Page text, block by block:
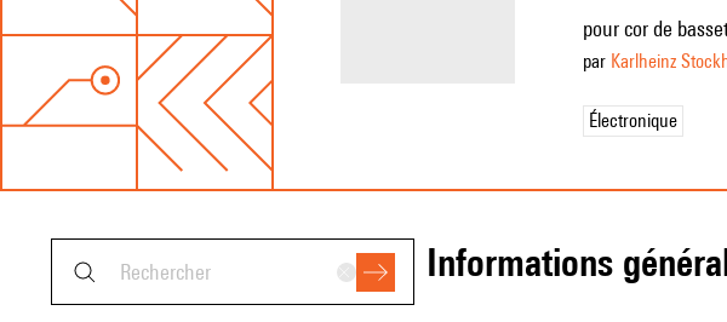
pour cor de
par Karlheinz
Électronique
informations